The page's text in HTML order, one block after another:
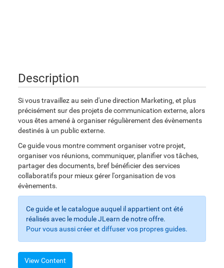
Description
Si vous travaillez au sein d'une direction Marketing, et plus
précisément sur des projets de communication externe, alors
vous êtes amené à organiser régulièrement des évènements
destinés à un public externe.
Ce guide vous montre comment organiser votre projet,
organiser vos réunions, communiquer, planifier vos tâches,
partager des documents, bref bénéficier des services
collaboratifs pour mieux gérer l'organisation de vos
évènements.
Ce guide et le catalogue auquel il appartient ont été
réalisés avec le module JLearn de notre offre.
Pour vous aussi créer et diffuser vos propres guides.
View Content